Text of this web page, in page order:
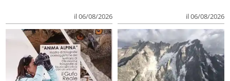
il 06/08/2026 il 06/08/2026